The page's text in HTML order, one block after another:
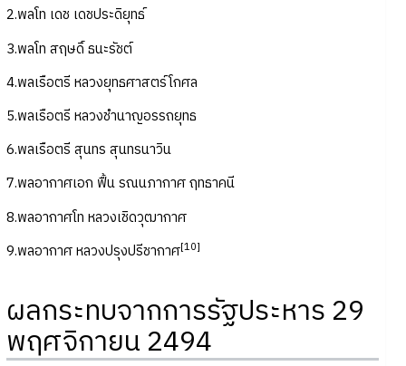
2.พลโท เดช เดชประดิยุทธ์
3.พลโท สฤษดิ์ ธนะรัชต์
4.พลเรือตรี หลวงยุทธศาสตร์โกศล
5.พลเรือตรี หลวงชำนาญอรรถยุทธ
6.พลเรือตรี สุนทร สุนทรนาวิน
7.พลอากาศเอก ฟื้น รณนภากาศ ฤทธาคนี
8.พลอากาศโท หลวงเชิดวุฒากาศ
9.พลอากาศ หลวงปรุงปรีชากาศ[10]
ผลกระทบจากการรัฐประหาร 29
พฤศจิกายน 2494